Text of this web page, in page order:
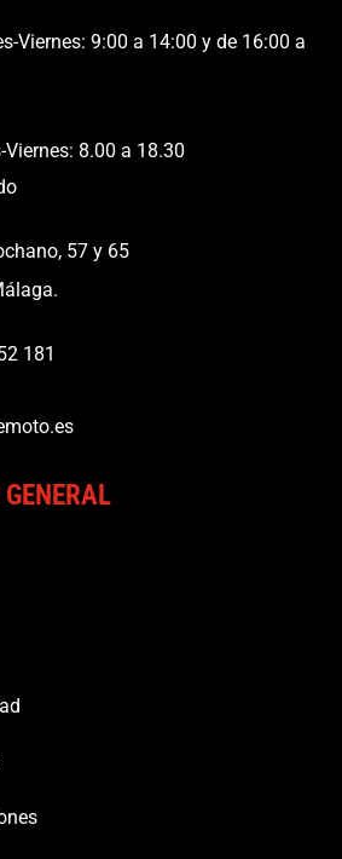
Viernes: 9:00 a 14:00 y de 16:00 a
Viernes: 8.00 a 18.30
57 y 65
181